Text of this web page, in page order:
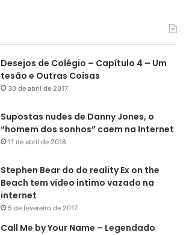
Desejos de Colégio – Capítulo 4 – Um
tesão e Outras Coisas
30 de abril de 2017
Supostas nudes de Danny Jones, o
“homem dos sonhos” caem na Internet
11 de abril de 2018
Stephen Bear do do reality Ex on the
Beach tem vídeo intimo vazado na
internet
5 de fevereiro de 2017
Call Me by Your Name – Legendado